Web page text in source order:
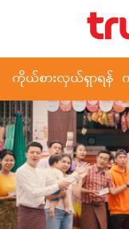
ကိုယ်စားလှယ်ရှာရန်